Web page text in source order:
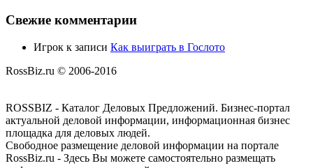
Свежие комментарии
Игрок к записи Как выиграть в Гослото
RossBiz.ru © 2006-2016
ROSSBIZ - Каталог Деловых Предложений. Бизнес-портал
актуальной деловой информации, информационная бизнес
площадка для деловых людей.
Свободное размещение деловой информации на портале
RossBiz.ru - Здесь Вы можете самостоятельно размещать